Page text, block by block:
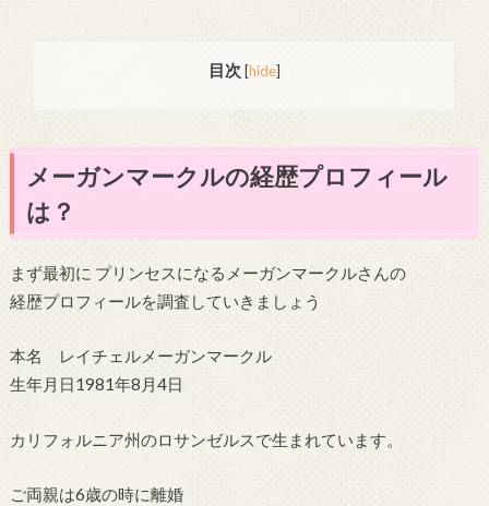
目次 [hide]
メーガンマークルの経歴プロフィール
は？
まず最初に プリンセスになるメーガンマークルさんの
経歴プロフィールを調査していきましょう
本名 レイチェルメーガンマークル
生年月日1981年8月4日
カリフォルニア州のロサンゼルスで生まれています。
ご両親は6歳の時に離婚